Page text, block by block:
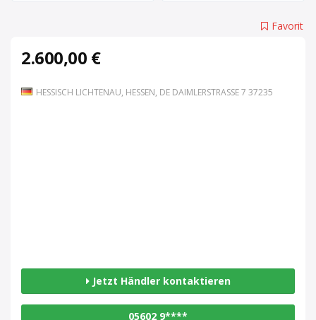
Favorit
2.600,00 €
HESSISCH LICHTENAU, HESSEN, DE DAIMLERSTRASSE 7 37235
Jetzt Händler kontaktieren
05602 9****